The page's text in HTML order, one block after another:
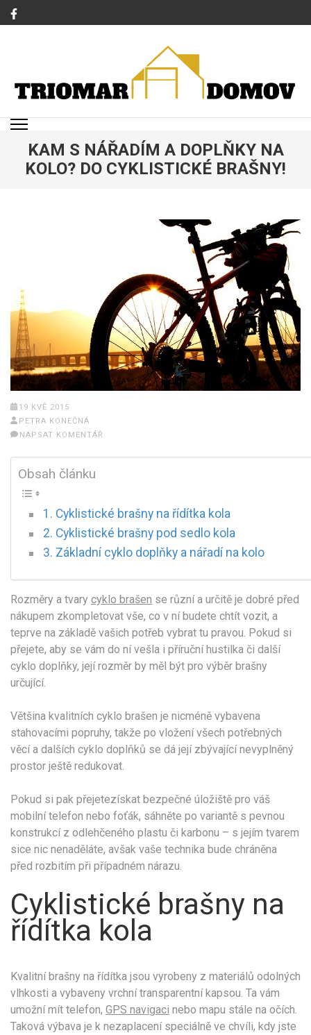
Přeskočit
na
TRIOMAR
KAM S NÁŘADÍM A DOPLŇKY NA
KOLO? DO CYKLISTICKÉ BRAŠNY!
19 KVĚ 2015
PETRA KONEČNÁ
NAPSAT KOMENTÁŘ
Obsah článku
Cyklistické brašny na řídítka kola
Cyklistické brašny pod sedlo kola
Základní cyklo doplňky a nářadí na kolo
Rozměry a tvary cyklo brašen se různí a určitě je dobré před
nákupem zkompletovat vše, co v ní budete chtít vozit, a
teprve na základě vašich potřeb vybrat tu pravou. Pokud si
přejete, aby se vám do ní vešla i příruční hustilka či další
cyklo doplňky, její rozměr by měl být pro výběr brašny
určující.
Většina kvalitních cyklo brašen je nicméně vybavena
stahovacími popruhy, takže po vložení všech potřebných
věcí a dalších cyklo doplňků se dá její zbývající nevyplněný
prostor ještě redukovat.
Pokud si pak přejetezískat bezpečné úložiště pro váš
mobilní telefon nebo foťák, sáhněte po variantě s pevnou
konstrukcí z odlehčeného plastu či karbonu – s jejím tvarem
sice nic nenaděláte, avšak vaše technika bude chráněna
před rozbitím při případném nárazu.
Cyklistické brašny na
řídítka kola
Kvalitní brašny na řídítka jsou vyrobeny z materiálů odolných
vlhkosti a vybaveny vrchní transparentní kapsou. Ta vám
umožní mít telefon, GPS navigaci nebo mapu stále na očích.
Taková výbava je k nezaplacení speciálně ve chvíli, kdy jste